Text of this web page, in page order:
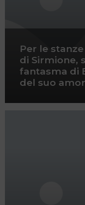
Per le
di Sirmione,
fantasma di
del suo